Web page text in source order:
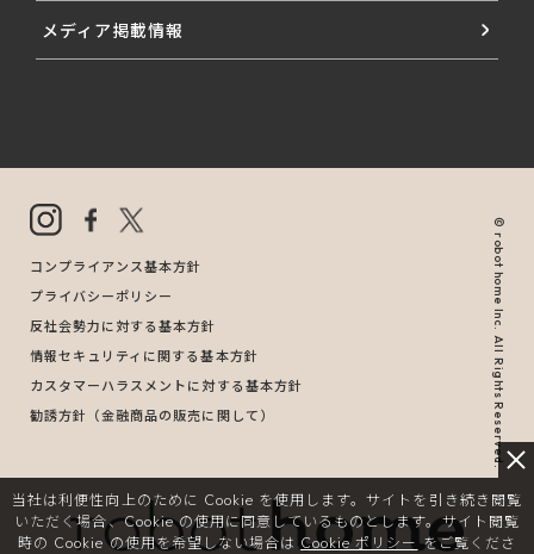
メディア掲載情報
コンプライアンス基本方針
プライバシーポリシー
反社会勢力に対する基本方針
情報セキュリティに関する基本方針
カスタマーハラスメントに対する基本方針
勧誘方針（金融商品の販売に関して）
© robot home Inc. All Rights Reserved.
当社は利便性向上のために Cookie を使用します。サイトを引き続き閲覧
いただく場合、Cookie の使用に同意しているものとします。サイト閲覧
時の Cookie の使用を希望しない場合は Cookie ポリシー をご覧くださ